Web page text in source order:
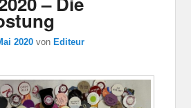
2020 von Editeur